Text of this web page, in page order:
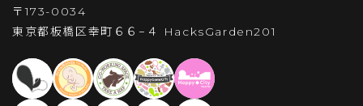
〒173-0034
東京都板橋区幸町６６−４
HacksGarden201